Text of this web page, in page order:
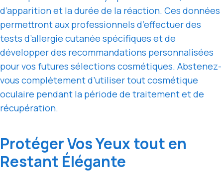
d’apparition et la durée de la réaction. Ces données
permettront aux professionnels d’effectuer des
tests d’allergie cutanée spécifiques et de
développer des recommandations personnalisées
pour vos futures sélections cosmétiques. Abstenez-
vous complètement d’utiliser tout cosmétique
oculaire pendant la période de traitement et de
récupération.
Protéger Vos Yeux tout en
Restant Élégante